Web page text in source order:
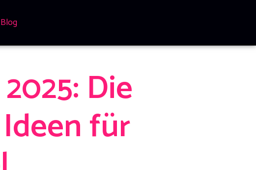
Blog
Die
für